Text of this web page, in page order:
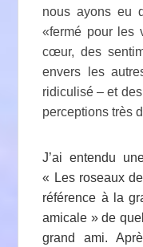
nous ayons eu
«fermé pour les
cœur, des
envers les
ridiculisé – et
perceptions très
J’ai entendu
« Les roseaux
référence à la
amicale » de
grand ami.